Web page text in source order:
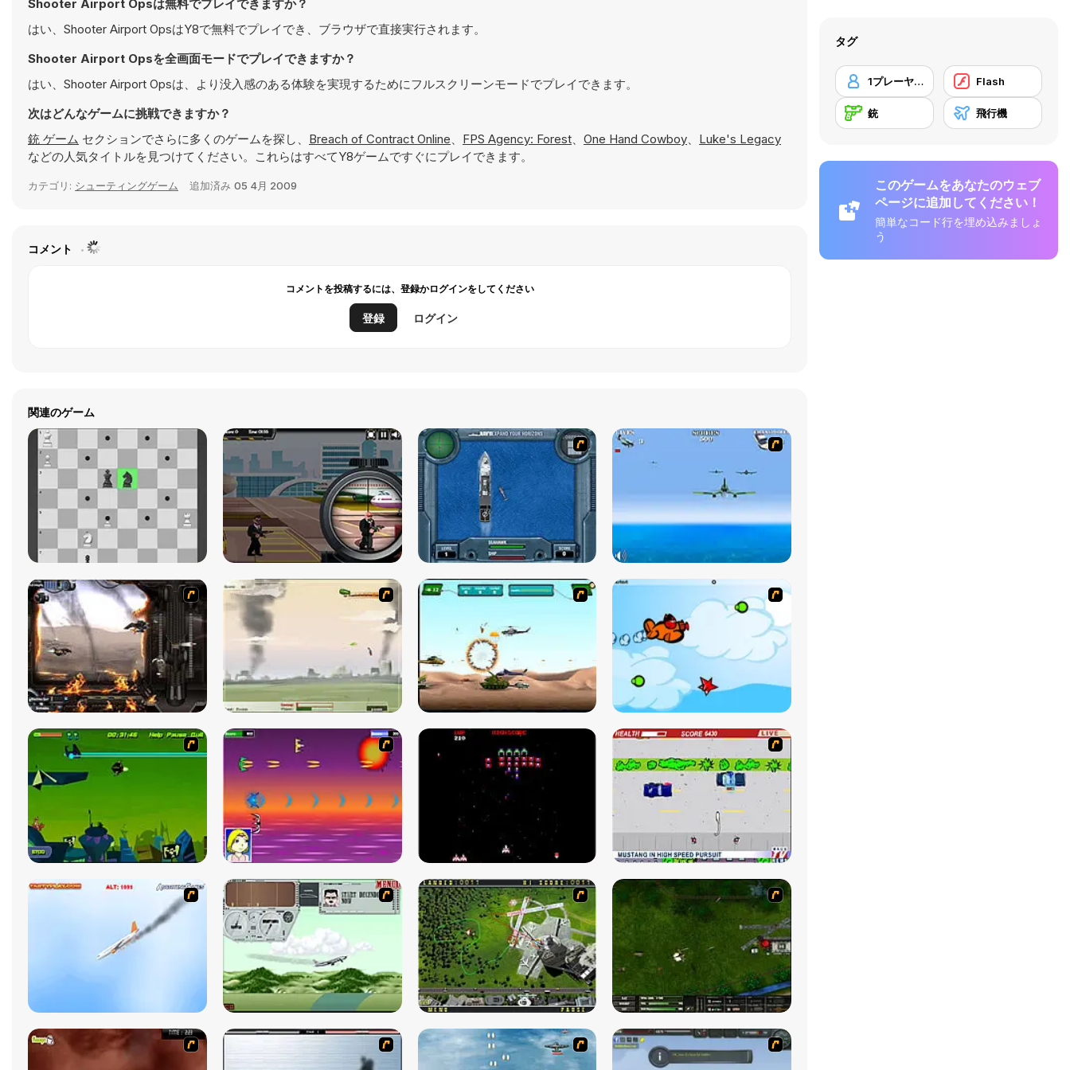
Shooter Airport Opsは無料でプレイできますか？
はい、Shooter Airport OpsはY8で無料でプレイでき、ブラウザで直接実行されます。
Shooter Airport Opsを全画面モードでプレイできますか？
はい、Shooter Airport Opsは、より没入感のある体験を実現するためにフルスクリーンモードでプレイできます。
次はどんなゲームに挑戦できますか？
銃 ゲーム セクションでさらに多くのゲームを探し、 Breach of Contract Online、 FPS Agency: Forest、 One Hand Cowboy、 Luke's Legacy
などの人気タイトルを見つけてください。これらはすべてY8ゲームですぐにプレイできます。
カテゴリ: シューティングゲーム 追加済み 05 4月 2009
コメント
コメントを投稿するには、登録かログインをしてください
登録 ログイン
関連のゲーム
タグ
1プレーヤー Flash
銃 飛行機
このゲームをあなたのウェブ
ページに追加してください！
簡単なコード行を埋め込みましょ
う